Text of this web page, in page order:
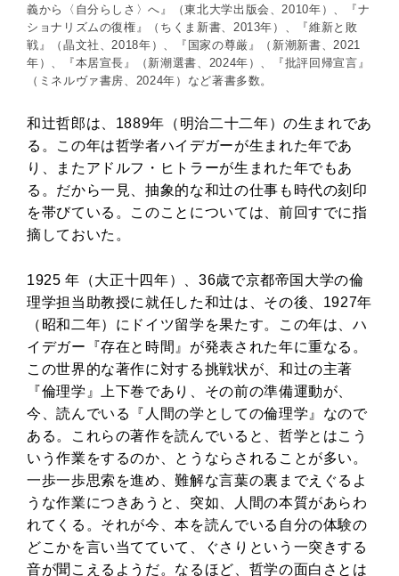
義から〈自分らしさ〉へ』（東北大学出版会、2010年）、『ナ
ショナリズムの復権』（ちくま新書、2013年）、『維新と敗
戦』（晶文社、2018年）、『国家の尊厳』（新潮新書、2021
年）、『本居宣長』（新潮選書、2024年）、『批評回帰宣言』
（ミネルヴァ書房、2024年）など著書多数。
和辻哲郎は、1889年（明治二十二年）の生まれであ
る。この年は哲学者ハイデガーが生まれた年であ
り、またアドルフ・ヒトラーが生まれた年でもあ
る。だから一見、抽象的な和辻の仕事も時代の刻印
を帯びている。このことについては、前回すでに指
摘しておいた。
1925 年（大正十四年）、36歳で京都帝国大学の倫
理学担当助教授に就任した和辻は、その後、1927年
（昭和二年）にドイツ留学を果たす。この年は、ハ
イデガー『存在と時間』が発表された年に重なる。
この世界的な著作に対する挑戦状が、和辻の主著
『倫理学』上下巻であり、その前の準備運動が、
今、読んでいる『人間の学としての倫理学』なので
ある。これらの著作を読んでいると、哲学とはこう
いう作業をするのか、とうならされることが多い。
一歩一歩思索を進め、難解な言葉の裏までえぐるよ
うな作業につきあうと、突如、人間の本質があらわ
れてくる。それが今、本を読んでいる自分の体験の
どこかを言い当てていて、ぐさりという一突きする
音が聞こえるようだ。なるほど、哲学の面白さとは